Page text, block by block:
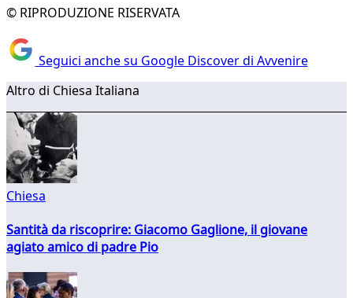
© RIPRODUZIONE RISERVATA
Seguici anche su Google Discover di Avvenire
Altro di Chiesa Italiana
Chiesa
Santità da riscoprire: Giacomo Gaglione, il giovane
agiato amico di padre Pio